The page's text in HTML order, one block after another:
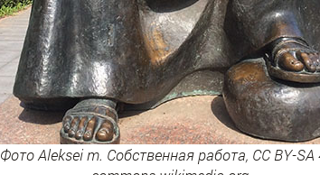
Фото Aleksei m. Собственная работа, CC BY-SA